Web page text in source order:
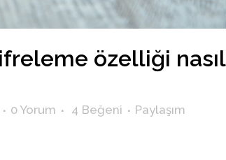
özelliği nasıl
0 Yorum 4 Beğeni Paylaşım